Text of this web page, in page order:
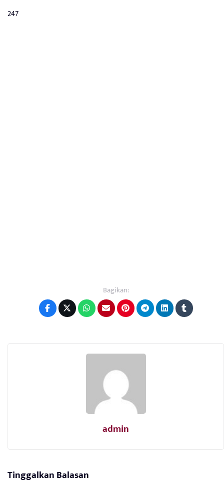
247
Bagikan:
admin
Tinggalkan Balasan